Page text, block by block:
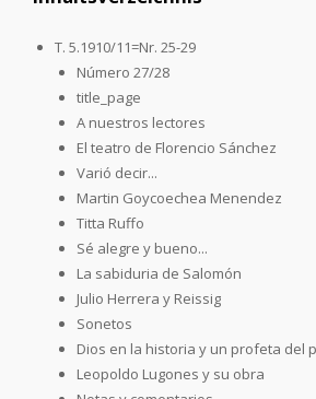
T. 5.1910/11=Nr. 25-29
Número 27/28
title_page
A nuestros lectores
El teatro de Florencio Sánchez
Varió decir...
Martin Goycoechea Menendez
Titta Ruffo
Sé alegre y bueno...
La sabiduria de Salomón
Julio Herrera y Reissig
Sonetos
Dios en la historia y un profeta del
Leopoldo Lugones y su obra